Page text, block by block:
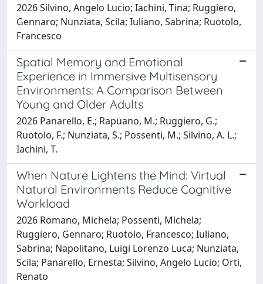
2026 Silvino, Angelo Lucio; Iachini, Tina; Ruggiero,
Gennaro; Nunziata, Scila; Iuliano, Sabrina; Ruotolo,
Francesco
Spatial Memory and Emotional
Experience in Immersive Multisensory
Environments: A Comparison Between
Young and Older Adults
2026 Panarello, E.; Rapuano, M.; Ruggiero, G.;
Ruotolo, F.; Nunziata, S.; Possenti, M.; Silvino, A. L.;
Iachini, T.
When Nature Lightens the Mind: Virtual
Natural Environments Reduce Cognitive
Workload
2026 Romano, Michela; Possenti, Michela;
Ruggiero, Gennaro; Ruotolo, Francesco; Iuliano,
Sabrina; Napolitano, Luigi Lorenzo Luca; Nunziata,
Scila; Panarello, Ernesta; Silvino, Angelo Lucio; Orti,
Renato